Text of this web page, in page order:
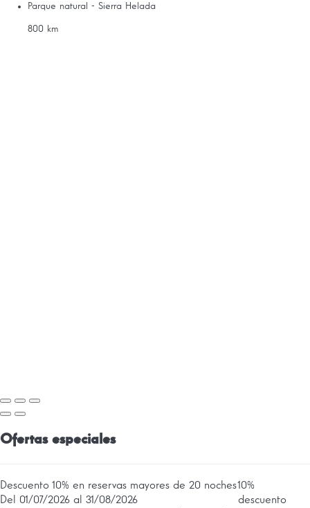
Parque natural - Sierra Helada
800 km
Ofertas especiales
Descuento 10% en reservas mayores de 20 noches
Del 01/07/2026 al 31/08/2026
10%
descuento